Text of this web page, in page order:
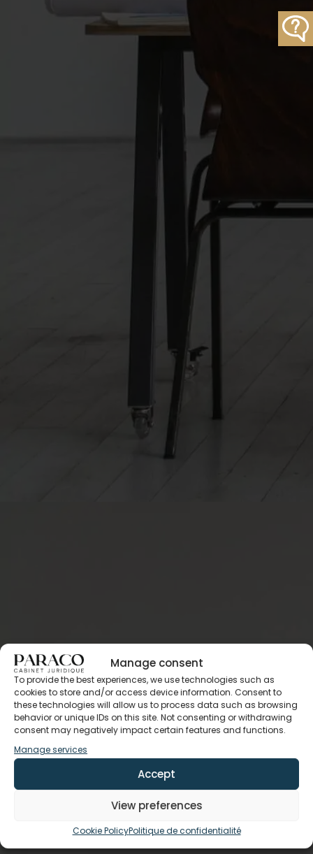
Manage consent
To provide the best experiences, we use technologies such as
cookies to store and/or access device information. Consent to
these technologies will allow us to process data such as browsing
behavior or unique IDs on this site. Not consenting or withdrawing
consent may negatively impact certain features and functions.
Manage services
Accept
View preferences
Cookie PolicyPolitique de confidentialité